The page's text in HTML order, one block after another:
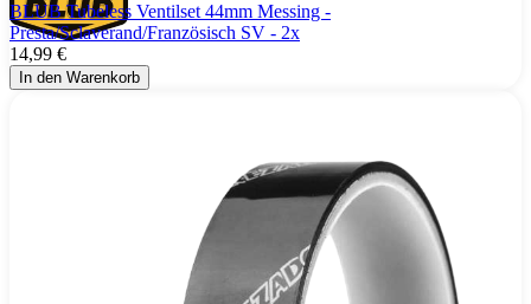
BLUB Tubeless Ventilset 44mm Messing -
Presta/Sclaverand/Französisch SV - 2x
14,99 €
In den Warenkorb